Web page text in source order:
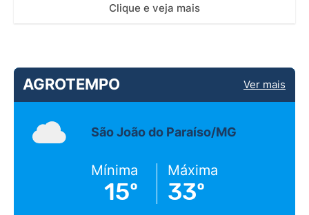
Clique e veja mais
AGROTEMPO Ver mais
São João do Paraíso/MG
Mínima
15º
Máxima
33º